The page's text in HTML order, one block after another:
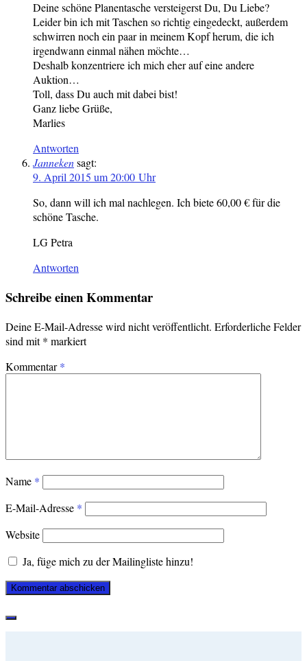
Deine schöne Planentasche versteigerst Du, Du Liebe?
Leider bin ich mit Taschen so richtig eingedeckt, außerdem
schwirren noch ein paar in meinem Kopf herum, die ich
irgendwann einmal nähen möchte…
Deshalb konzentriere ich mich eher auf eine andere
Auktion…
Toll, dass Du auch mit dabei bist!
Ganz liebe Grüße,
Marlies
Antworten
Jannekensagt:
9. April 2015 um 20:00 Uhr
So, dann will ich mal nachlegen. Ich biete 60,00 € für die
schöne Tasche.
LG Petra
Antworten
Schreibe einen Kommentar
Deine E-Mail-Adresse wird nicht veröffentlicht. Erforderliche Felder
sind mit* markiert
Kommentar*
Name *
E-Mail-Adresse *
Website
Ja, füge mich zu der Mailingliste hinzu!